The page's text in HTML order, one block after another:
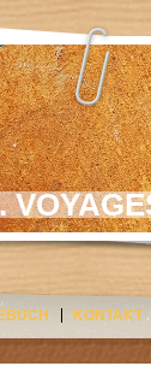
KONTAKT